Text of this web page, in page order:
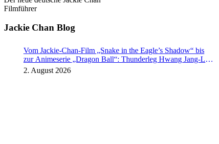
Filmführer
Jackie Chan Blog
Vom Jackie-Chan-Film „Snake in the Eagle’s Shadow“ bis
zur Animeserie „Dragon Ball“: Thunderleg Hwang Jang-Lee
tritt globale Rechteoffensive los
2. August 2026